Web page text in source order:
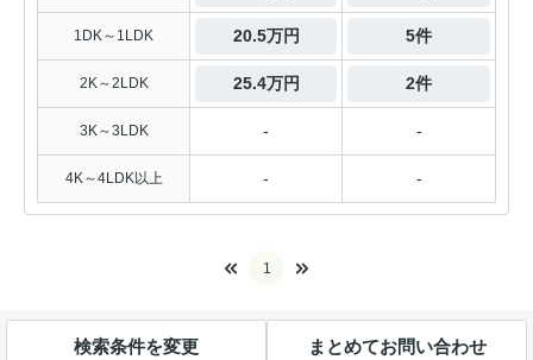
1DK～1LDK 20.5万円 5件
2K～2LDK 25.4万円 2件
3K～3LDK - -
4K～4LDK以上 - -
1
検索条件を変更 まとめてお問い合わせ